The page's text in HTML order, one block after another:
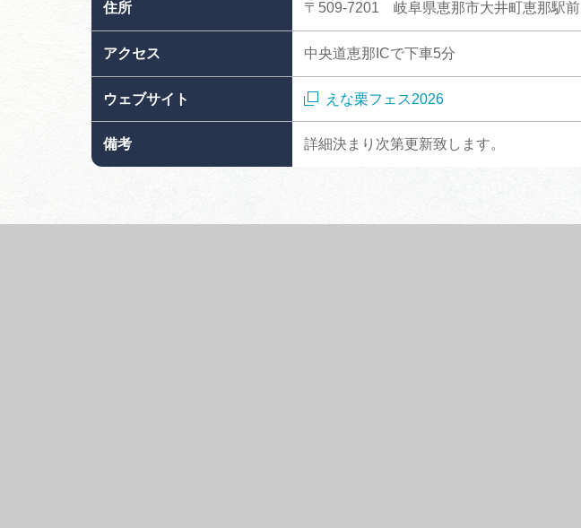
住所 〒509-7201 岐阜県恵那市大井町恵那駅前
アクセス 中央道恵那ICで下車5分
ウェブサイト えな栗フェス2026
備考 詳細決まり次第更新致します。